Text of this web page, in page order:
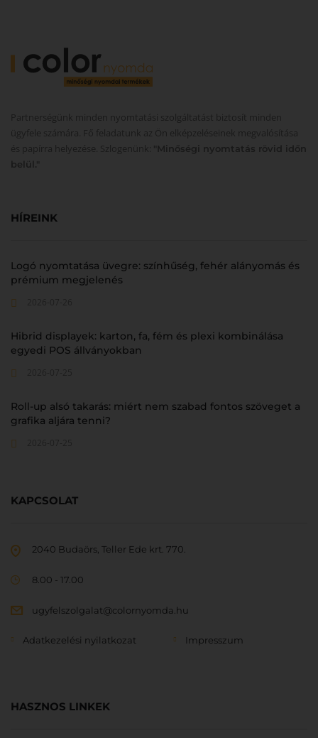
Partnerségünk minden nyomtatási szolgáltatást biztosít minden
ügyfele számára. Fő feladatunk az Ön elképzeléseinek megvalósítása
és papírra helyezése. Szlogenünk:
"Minőségi nyomtatás rövid időn
belül."
HÍREINK
Logó nyomtatása üvegre: színhűség, fehér alányomás és
prémium megjelenés
Hibrid displayek: karton, fa, fém és plexi kombinálása
egyedi POS állványokban
Roll-up alsó takarás: miért nem szabad fontos szöveget a
grafika aljára tenni?
KAPCSOLAT
2040 Budaörs, Teller Ede krt. 770.
8.00 - 17.00
ugyfelszolgalat@colornyomda.hu
Adatkezelési nyilatkozat Impresszum
HASZNOS LINKEK